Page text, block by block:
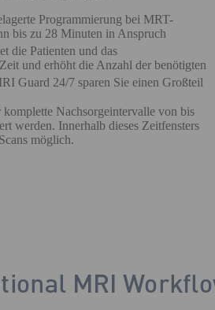
Programmierung bei MRT-
bis zu 28 Minuten in Anspruch
die Patienten und das
und erhöht die Anzahl der benötigten
Guard 24/7 sparen Sie einen Großteil
komplette Nachsorgeintervalle von bis
werden. Innerhalb dieses Zeitfensters
möglich.